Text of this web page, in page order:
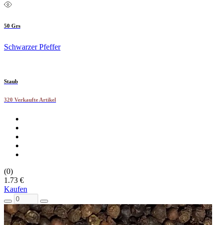
50 Grs
Schwarzer Pfeffer
Staub
320 Verkaufte Artikel
(0)
1.73 €
Kaufen